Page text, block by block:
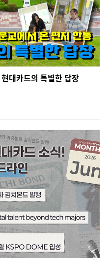
대카드의 특별한 답장